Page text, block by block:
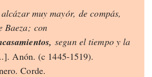
muy mayór, de compás,
Baeza; con
segun el tiempo y la
Anón. (c 1445-1519).
Corde.